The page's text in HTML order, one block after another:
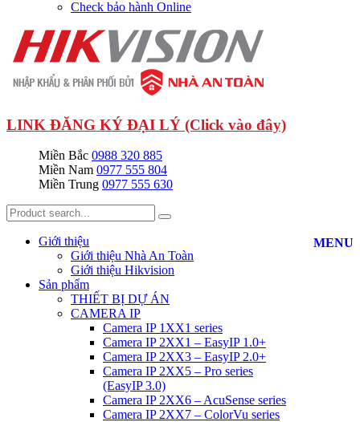
Check bảo hành Online
LINK ĐĂNG KÝ ĐẠI LÝ (Click vào đây)
Miền Bắc 0988 320 885
Miền Nam 0977 555 804
Miền Trung 0977 555 630
MENU
Giới thiệu
Giới thiệu Nhà An Toàn
Giới thiệu Hikvision
Sản phẩm
THIẾT BỊ DỰ ÁN
CAMERA IP
Camera IP 1XX1 series
Camera IP 2XX1 – EasyIP 1.0+
Camera IP 2XX3 – EasyIP 2.0+
Camera IP 2XX5 – Pro series
(EasyIP 3.0)
Camera IP 2XX6 – AcuSense series
Camera IP 2XX7 – ColorVu series